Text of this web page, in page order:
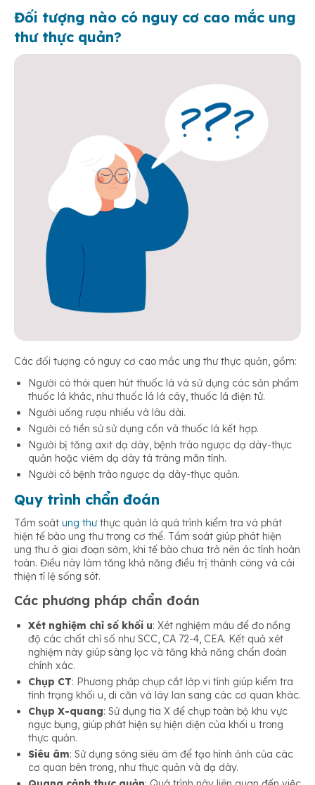
Đối tượng nào có nguy cơ cao mắc ung
thưthực quản?
Các đối tượng có nguy cơ cao mắc ung thư thực quản, gồm:
Người có thói quen hút thuốc lá và sử dụng các sản phẩm
thuốc lá khác, như thuốc lá lá cây, thuốc lá điện tử.
Người uống rượu nhiều và lâu dài.
Người có tiền sử sử dụng cồn và thuốc lá kết hợp.
Người bị tăng axit dạ dày, bệnh trào ngược dạ dày-thực
quản hoặc viêm dạ dày tá tràng mãn tính.
Người có bệnh trào ngược dạ dày-thực quản.
Quy trình chẩn đoán
Tầm soát ung thưthực quản là quá trình kiểm tra và phát
hiện tế bào ung thư trong cơ thể. Tầm soát giúp phát hiện
ung thư ở giai đoạn sớm, khi tế bào chưa trở nên ác tính hoàn
toàn. Điều này làm tăng khả năng điều trị thành công và cải
thiện tỉ lệ sống sót.
Các phương pháp chẩn đoán
Xét nghiệm chỉ số khối u: Xét nghiệm máu để đo nồng
độ các chất chỉ số như SCC, CA 72-4, CEA. Kết quả xét
nghiệm này giúp sàng lọc và tăng khả năng chẩn đoán
chính xác.
Chụp CT: Phương pháp chụp cắt lớp vi tính giúp kiểm tra
tình trạng khối u, di căn và lây lan sang các cơ quan khác.
Chụp X-quang: Sử dụng tia X để chụp toàn bộ khu vực
ngực bụng, giúp phát hiện sự hiện diện của khối u trong
thực quản.
Siêu âm: Sử dụng sóng siêu âm để tạo hình ảnh của các
cơ quan bên trong, như thực quản và dạ dày.